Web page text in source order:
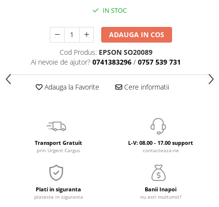
IN STOC
ADAUGA IN COS
Cod Produs: EPSON SO20089
Ai nevoie de ajutor? 0741383296 / 0757 539 731
Adauga la Favorite Cere informatii
Transport Gratuit
prin Urgent Cargus
L-V: 08.00 - 17.00 support
contacteaza-ne
Plati in siguranta
plateste in siguranta
Banii Inapoi
nu esti multumit?